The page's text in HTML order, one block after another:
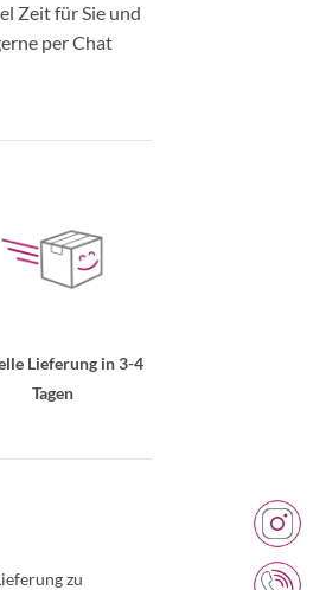
Zeit für Sie und
per Chat
Lieferung in 3-4
Tagen
zu